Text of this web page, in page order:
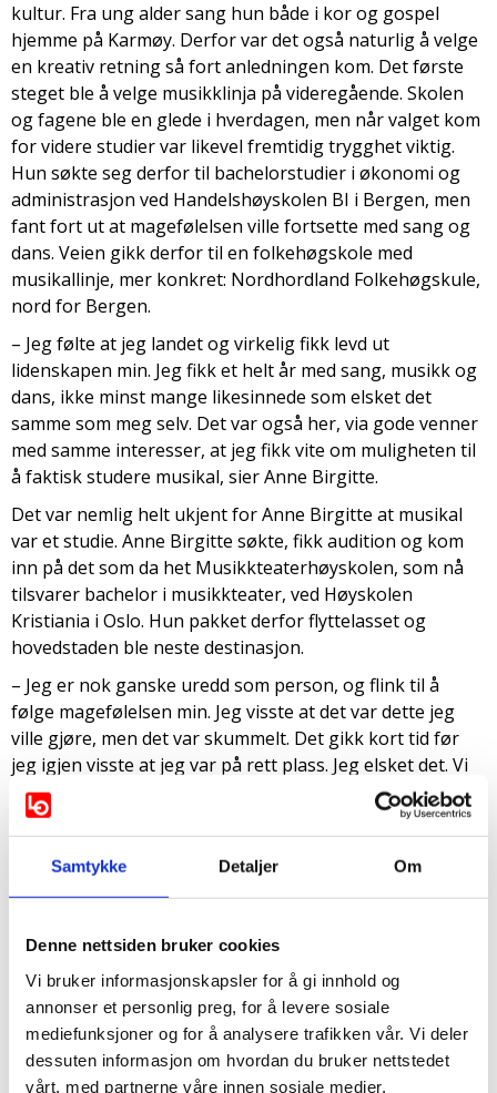
Samtykke Detaljer Om
Denne nettsiden bruker cookies
Vi bruker informasjonskapsler for å gi innhold og
annonser et personlig preg, for å levere sosiale
mediefunksjoner og for å analysere trafikken vår. Vi deler
dessuten informasjon om hvordan du bruker nettstedet
vårt, med partnerne våre innen sosiale medier,
kultur. Fra ung alder sang hun både i kor og gospel
hjemme på Karmøy. Derfor var det også naturlig å velge
en kreativ retning så fort anledningen kom. Det første
steget ble å velge musikklinja på videregående. Skolen
og fagene ble en glede i hverdagen, men når valget kom
for videre studier var likevel fremtidig trygghet viktig.
Hun søkte seg derfor til bachelorstudier i økonomi og
administrasjon ved Handelshøyskolen BI i Bergen, men
fant fort ut at magefølelsen ville fortsette med sang og
dans. Veien gikk derfor til en folkehøgskole med
musikallinje, mer konkret: Nordhordland Folkehøgskule,
nord for Bergen.
– Jeg følte at jeg landet og virkelig fikk levd ut
lidenskapen min. Jeg fikk et helt år med sang, musikk og
dans, ikke minst mange likesinnede som elsket det
samme som meg selv. Det var også her, via gode venner
med samme interesser, at jeg fikk vite om muligheten til
å faktisk studere musikal, sier Anne Birgitte.
Det var nemlig helt ukjent for Anne Birgitte at musikal
var et studie. Anne Birgitte søkte, fikk audition og kom
inn på det som da het Musikkteaterhøyskolen, som nå
tilsvarer bachelor i musikkteater, ved Høyskolen
Kristiania i Oslo. Hun pakket derfor flyttelasset og
hovedstaden ble neste destinasjon.
– Jeg er nok ganske uredd som person, og flink til å
følge magefølelsen min. Jeg visste at det var dette jeg
ville gjøre, men det var skummelt. Det gikk kort tid før
jeg igjen visste at jeg var på rett plass. Jeg elsket det. Vi
hadde mye sang, bevegelse, skuespill og dans på skolen,
i tillegg til fag som entreprenørskap hvor de satte opp
en musikkteaterfestival fra idé til gjennomføring. Etter
bachelorgraden tok hun et år kulturledelse ved OsloMet,
og fikk fordypet seg i blant annet prosjektledelse,
og kulturpolitikk.
Dessverre kom pandemien i det Anne Birgitte og hennes
medstudenter skulle sette opp avgangsforestillingen, og
forestillingene ble derfor ikke satt opp som planlagt. Til
tross for nederlaget ble avlysningen en katalysator for å